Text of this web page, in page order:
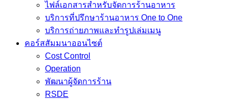
ไฟล์เอกสารสำหรับจัดการร้านอาหาร
บริการที่ปรึกษาร้านอาหาร One to One
บริการถ่ายภาพและทำรูปเล่มเมนู
คอร์สสัมมนาออนไซต์
Cost Control
Operation
พัฒนาผู้จัดการร้าน
RSDE